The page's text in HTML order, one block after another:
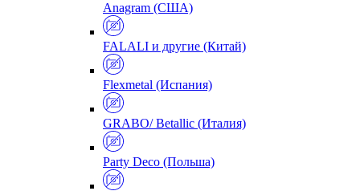
Anagram (США)
FALALI и другие (Китай)
Flexmetal (Испания)
GRABO/ Betallic (Италия)
Party Deco (Польша)